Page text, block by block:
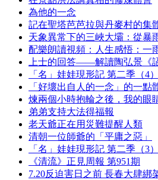
為他的一念
記在聖塔芭芭拉與丹麥村的集
天象異常下的三峽大壩：從暴
配樂朗讀視頻：人生感悟：一
上士的回答——解讀陶弘景《
「名」娃娃現形記 第二季（4）
「好壞出自人的一念」的一點
煉兩個小時抱輪之後，我的眼
弟弟支持大法得福報
老天爺正在用災難提醒人類
清朝一位師爺的「平庸之惡」
「名」娃娃現形記 第二季（3）
《清流》正見周報 第951期
7.20反迫害日之前 長春大肆綁